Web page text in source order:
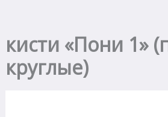
кисти «Пони 1»
круглые)